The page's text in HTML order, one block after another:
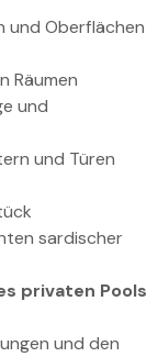
und Oberflächen
Räumen
und
und Türen
sardischer
privaten Pools
und den